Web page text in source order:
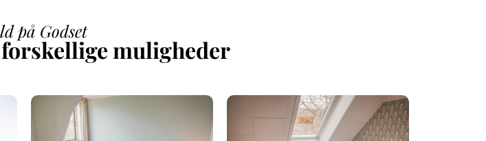
på Godset
muligheder